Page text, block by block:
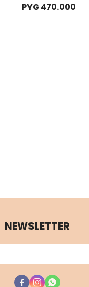
PYG 470.000
NEWSLETTER
  